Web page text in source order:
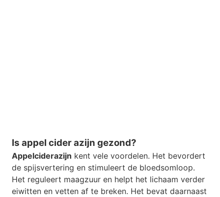
Is appel cider azijn gezond?
Appelciderazijn kent vele voordelen. Het bevordert
de spijsvertering en stimuleert de bloedsomloop.
Het reguleert maagzuur en helpt het lichaam verder
eiwitten en vetten af te breken. Het bevat daarnaast